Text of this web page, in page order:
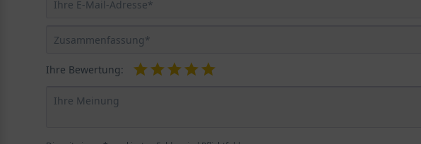
Bei einem Befall können Insektizide eingesetzt werden, um die Schädlinge
und kräftig bleibt und Ihnen jahrelang Freude bereitet.
Ihre Bewertung: